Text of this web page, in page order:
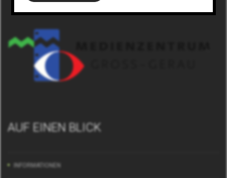
AUF EINEN BLICK
INFORMATIONEN